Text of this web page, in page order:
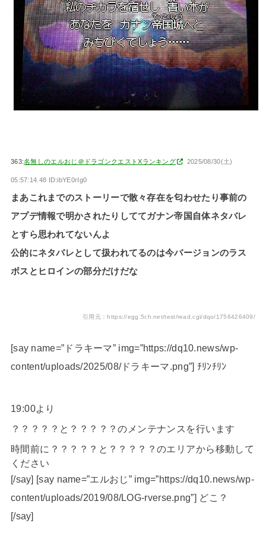
363:名無しのエルおじ＠ドラゴンクエストXランキング 2025/08/30(土)
05:57:14.48 ID:ibYE0rIg0
まあこれまでのストーリーで散々存在を匂わせたり事前の
アプデ情報で明かされたりしててガナン帝国自体ネタバレ
とすら思われてないんよ
公的にネタバレとして扱われてるのは今バージョンのラス
ボスとヒロインの部分だけだな
引用元：https://egg.5ch.net/test/read.cgi/dqo/1756426409/
[say name=”ドラキーマ” img=”https://dq10.news/wp-
content/uploads/2025/08/ドラキーマ.png”] ﾁﾘﾝﾁﾘﾝ
19:00より
？？？？？と？？？？？のメンテナンスを行います
時間前に？？？？？と？？？？？のエリアから移動して
ください
[/say] [say name=”エルおじ” img=”https://dq10.news/wp-
content/uploads/2019/08/LOG-rverse.png”] どこ？
[/say]